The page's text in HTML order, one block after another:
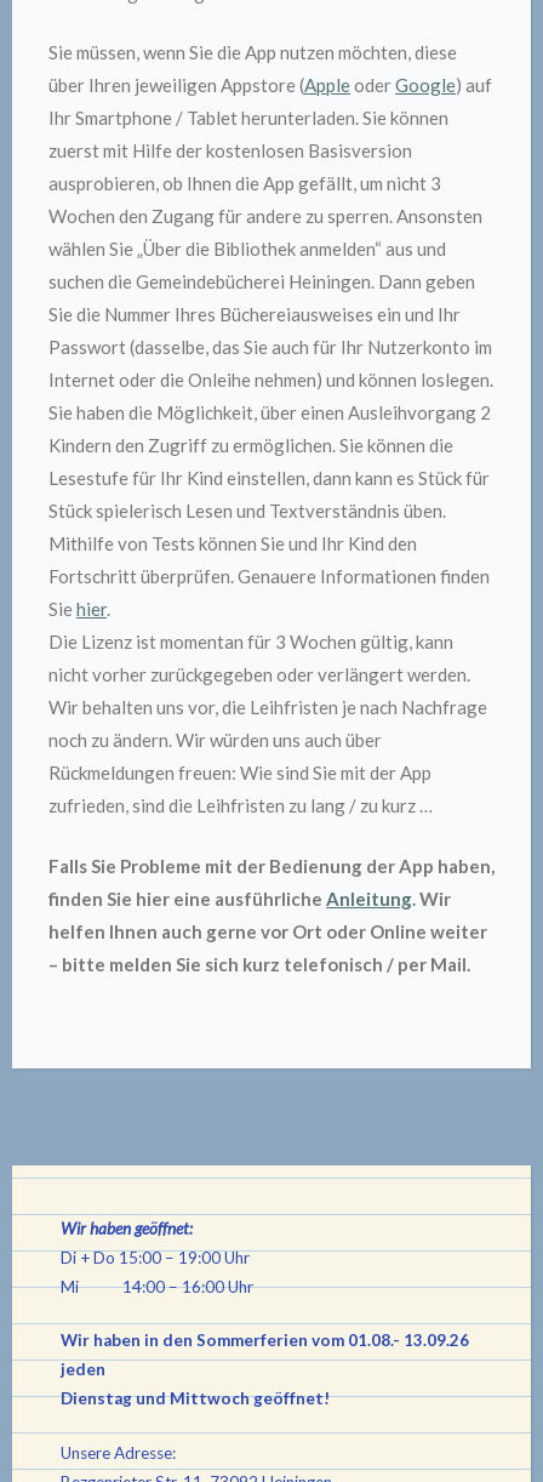
Sie müssen, wenn Sie die App nutzen möchten, diese
über Ihren jeweiligen Appstore (AppleoderGoogle) auf
Ihr Smartphone / Tablet herunterladen. Sie können
zuerst mit Hilfe der kostenlosen Basisversion
ausprobieren, ob Ihnen die App gefällt, um nicht 3
Wochen den Zugang für andere zu sperren. Ansonsten
wählen Sie „Über die Bibliothek anmelden“ aus und
suchen die Gemeindebücherei Heiningen. Dann geben
Sie die Nummer Ihres Büchereiausweises ein und Ihr
Passwort (dasselbe, das Sie auch für Ihr Nutzerkonto im
Internet oder die Onleihe nehmen) und können loslegen.
Sie haben die Möglichkeit, über einen Ausleihvorgang 2
Kindern den Zugriff zu ermöglichen. Sie können die
Lesestufe für Ihr Kind einstellen, dann kann es Stück für
Stück spielerisch Lesen und Textverständnis üben.
Mithilfe von Tests können Sie und Ihr Kind den
Fortschritt überprüfen. Genauere Informationen finden
Siehier.
Die Lizenz ist momentan für 3 Wochen gültig, kann
nicht vorher zurückgegeben oder verlängert werden.
Wir behalten uns vor, die Leihfristen je nach Nachfrage
noch zu ändern. Wir würden uns auch über
Rückmeldungen freuen: Wie sind Sie mit der App
zufrieden, sind die Leihfristen zu lang / zu kurz …
Falls Sie Probleme mit der Bedienung der App haben,
finden Sie hier eine ausführliche Anleitung . Wir
helfen Ihnen auch gerne vor Ort oder Online weiter
– bitte melden Sie sich kurz telefonisch / per Mail.
Wir haben geöffnet:
Di + Do 15:00 – 19:00 Uhr
Mi 14:00 – 16:00 Uhr
Wir haben in den Sommerferien vom 01.08.- 13.09.26
jeden
Dienstag und Mittwoch geöffnet!
Unsere Adresse: